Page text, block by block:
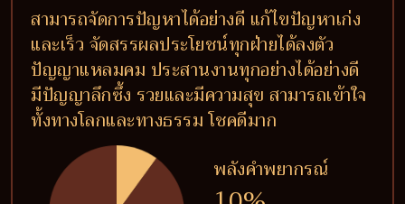
สามารถจัดการปัญหาได้อย่างดี แก้ไขปัญหาเก่ง
และเร็ว จัดสรรผลประโยชน์ทุกฝ่ายได้ลงตัว
ปัญญาแหลมคม ประสานงานทุกอย่างได้อย่างดี
มีปัญญาลึกซึ้ง รวยและมีความสุข สามารถเข้าใจ
ทั้งทางโลกและทางธรรม โชคดีมาก
พลังคำพยากรณ์